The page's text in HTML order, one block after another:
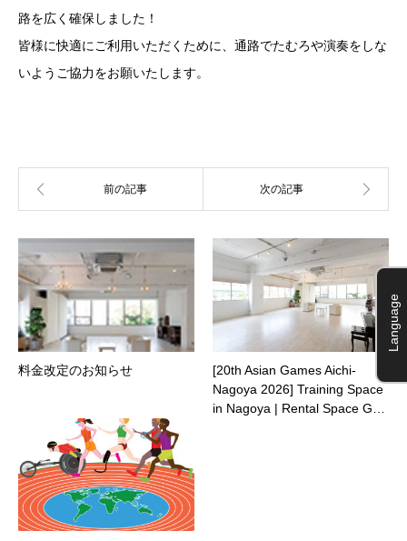
路を広く確保しました！
皆様に快適にご利用いただくために、通路でたむろや演奏をしな
いようご協力をお願いたします。
料金改定のお知らせ
[20th Asian Games Aichi-
Nagoya 2026] Training Space
in Nagoya | Rental Space G…
Language